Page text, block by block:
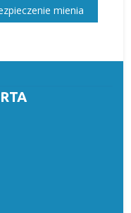
mienia